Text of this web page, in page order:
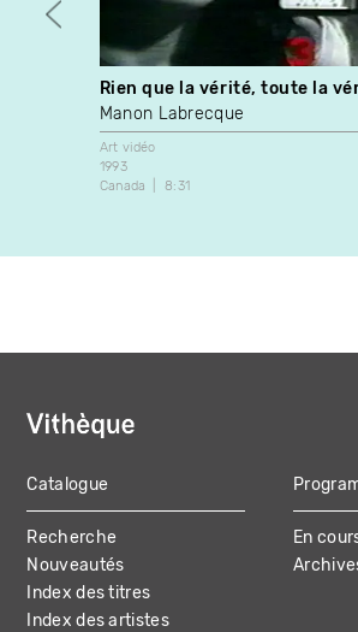
Rien que la vérité, toute la
Manon Labrecque
Art vidéo
1993
Canada
8:31
MAIN
NAVIGATION
Catalogue
Recherche
Nouveautés
Index des titres
Index des artistes
En